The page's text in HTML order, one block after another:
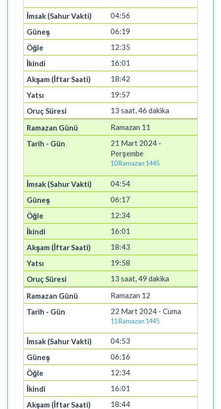
04:56
06:19
12:35
16:01
18:42
19:57
13 saat, 46 dakika
Ramazan 11
21 Mart 2024 -
Perşembe
10 Ramazan 1445
04:54
06:17
12:34
16:01
18:43
19:58
13 saat, 49 dakika
Ramazan 12
22 Mart 2024 - Cuma
11 Ramazan 1445
04:53
06:16
12:34
16:01
18:44